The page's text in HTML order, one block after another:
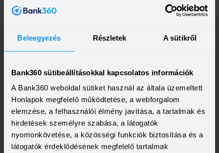
Beleegyezés Részletek A sütikről
Bank360 sütibeállításokkal kapcsolatos információk
A Bank360 weboldal sütiket használ az általa üzemeltett
Honlapok megfelelő működtetése, a webforgalom
elemzése, a felhasználói élmény javítása, a tartalmak és
hirdetések személyre szabása, a látogatók
nyomonkövetése, a közösségi funkciók biztosítása és a
látogatók érdeklődésének megfelelő tartalmak
500 000 - 15 000 000 Ft
13,20 - 21,10% 10,99 - 18,49%
KEDVEZMÉNY FELTÉTELEI
Minimum életkor:
21 év
Minimum munkaviszony:
Minimum jövedelem:
Visszahívást szeretnék